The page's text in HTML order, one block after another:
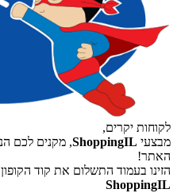
לקוחות יקרים,
מבצעי ShoppingIL
האתר!
הזינו בעמוד התשלום את קוד הקופון
ShoppingIL